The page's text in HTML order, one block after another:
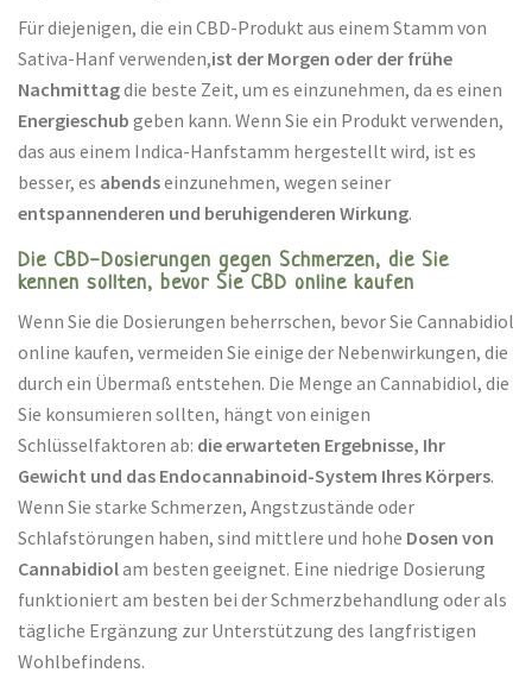
Für diejenigen, die ein CBD-Produkt aus einem Stamm von
Sativa-Hanf verwenden,ist der Morgen oder der frühe
Nachmittagdie beste Zeit, um es einzunehmen, da es einen
Energieschub geben kann. Wenn Sie ein Produkt verwenden,
das aus einem Indica-Hanfstamm hergestellt wird, ist es
besser, es abendseinzunehmen, wegen seiner
entspannenderen und beruhigenderen Wirkung.
Die CBD-Dosierungen gegen Schmerzen, die Sie
kennen sollten, bevor Sie CBD online kaufen
Wenn Sie die Dosierungen beherrschen, bevor Sie Cannabidiol
online kaufen, vermeiden Sie einige der Nebenwirkungen, die
durch ein Übermaß entstehen. Die Menge an Cannabidiol, die
Sie konsumieren sollten, hängt von einigen
Schlüsselfaktoren ab: die erwarteten Ergebnisse, Ihr
Gewicht und das Endocannabinoid-System Ihres Körpers.
Wenn Sie starke Schmerzen, Angstzustände oder
Schlafstörungen haben, sind mittlere und hohe Dosen von
Cannabidiolam besten geeignet. Eine niedrige Dosierung
funktioniert am besten bei der Schmerzbehandlung oder als
tägliche Ergänzung zur Unterstützung des langfristigen
Wohlbefindens.